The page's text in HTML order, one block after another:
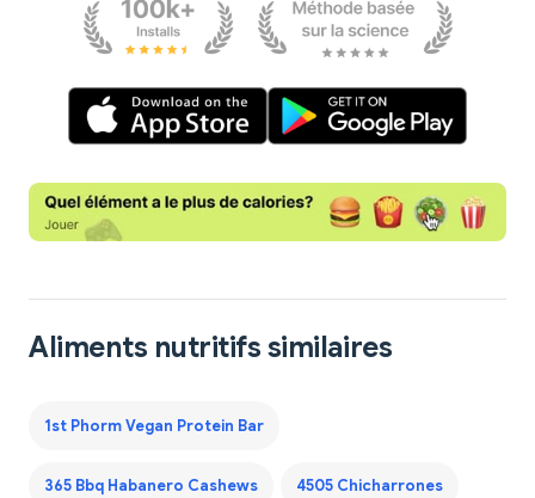
Aliments nutritifs similaires
1st Phorm Vegan Protein Bar
365 Bbq Habanero Cashews 4505 Chicharrones